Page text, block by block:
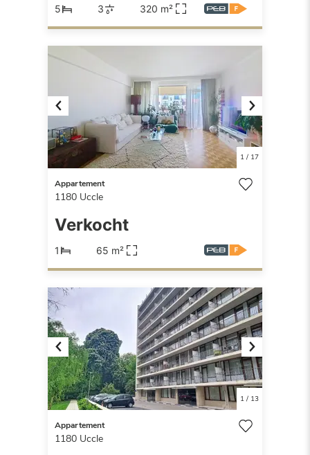
5 3 320 m²
Previous Next
1/ 17
Appartement
1180 Uccle
Verkocht
1 65 m²
Previous Next
1/ 13
Appartement
1180 Uccle